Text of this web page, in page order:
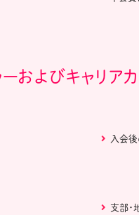
ーおよびキャリア
入会後
支部・